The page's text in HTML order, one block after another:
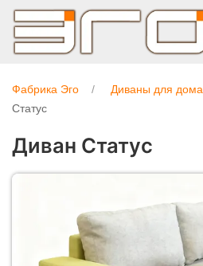
Фабрика Эго Диваны для дома
Статус
Диван Статус